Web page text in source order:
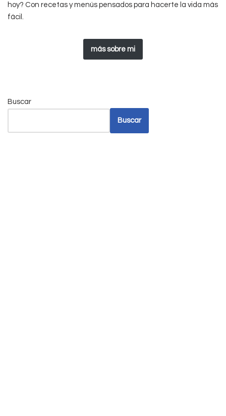
hoy? Con recetas y menús pensados para hacerte la vida más
fácil.
más sobre mi
Buscar
Buscar